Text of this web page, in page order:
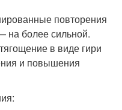
повторения
на более сильной.
в виде гири
и повышения